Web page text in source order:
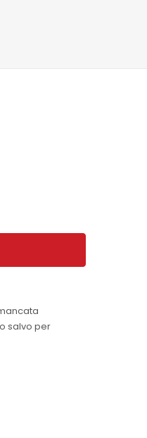
salvo per